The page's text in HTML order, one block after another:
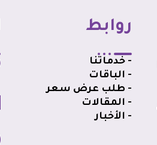
روابط
- خدماتنا
- الباقات
- طلب عرض سعر
- المقالات
- الأخبار